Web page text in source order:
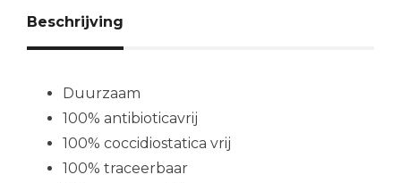
Beschrijving
Duurzaam
100% antibioticavrij
100% coccidiostatica vrij
100% traceerbaar